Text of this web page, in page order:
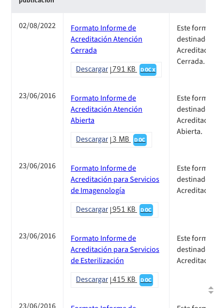
02/08/2022
Formato Informe de
Acreditación Atención
Cerrada
Descargar 791 KB DOCX
Este
destinado a
Cerrada.
23/06/2016
Formato Informe de
Acreditación Atención
Abierta
Descargar 3 MB DOC
Este
destinado a
Abierta.
23/06/2016
Formato Informe de
Acreditación para Servicios
de Imagenología
Descargar 951 KB DOC
Este
destinado a
23/06/2016
Formato Informe de
Acreditación para Servicios
de Esterilización
Descargar 415 KB DOC
Este
destinado a